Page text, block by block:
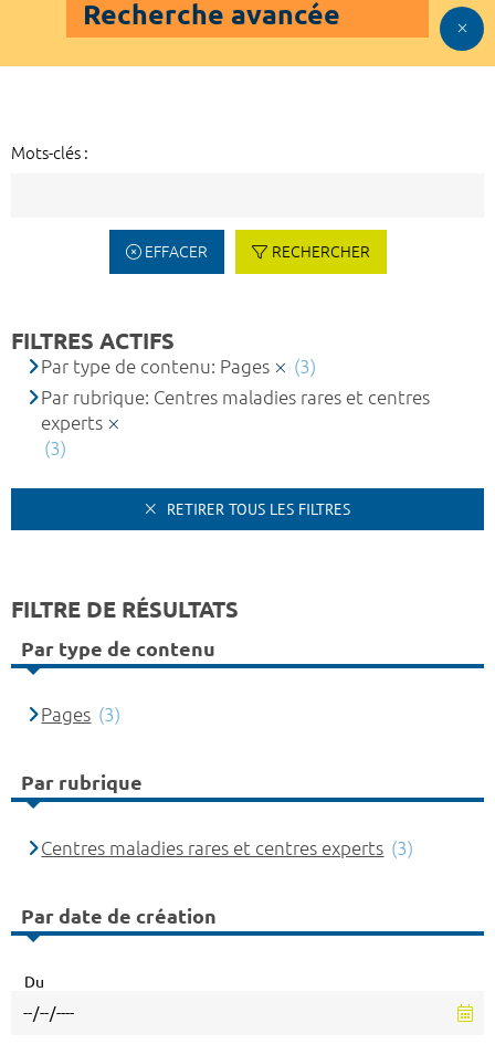
Recherche avancée
Mots-clés :
EFFACER RECHERCHER
FILTRES ACTIFS
Par type de contenu: Pages
(3)
Par rubrique: Centres maladies rares et centres
experts
(3)
RETIRER TOUS LES FILTRES
FILTRE DE RÉSULTATS
Par type de contenu
Pages (3)
Par rubrique
Centres maladies rares et centres experts (3)
Par date de création
Du